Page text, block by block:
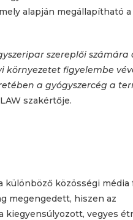
alapján megállapítható
szereplői számára
környezetet figyelembe
a gyógyszercég a
szakértője.
közösségi média
megengedett, hiszen az
kiegyensúlyozott, vegyes